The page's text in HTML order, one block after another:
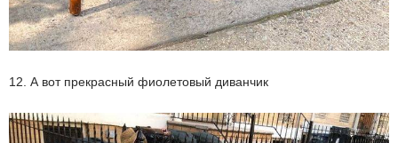
12. А вот прекрасный фиолетовый диванчик